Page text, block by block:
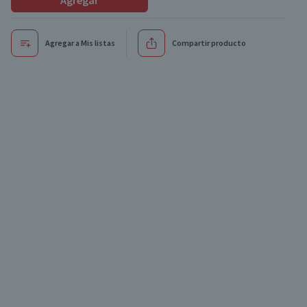
Agregar a Mis listas Compartir producto